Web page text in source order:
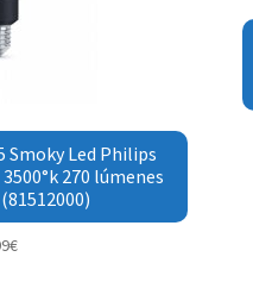
Smoky Led Philips
270 lúmenes
€